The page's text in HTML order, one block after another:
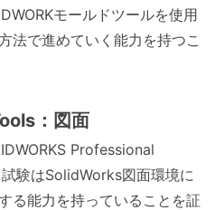
モールドツールを使用
法で進めていく能力を持つこ
：図面
Professional
験はSolidWorks図面環境に
る能力を持っていることを証